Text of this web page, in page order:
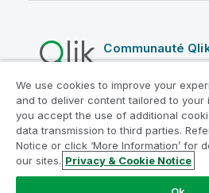
Communauté
Contrats juridiques
Conditions d'utilisation des
Legal Policies
Conditions
Conditions d'utilisation
Do Not Share My Info
We use cookies to improve your
and to deliver content tailored to your
you accept the use of additional
data transmission to third parties.
Notice or click ‘More Information’ for
our sites. Privacy & Cookie Notice